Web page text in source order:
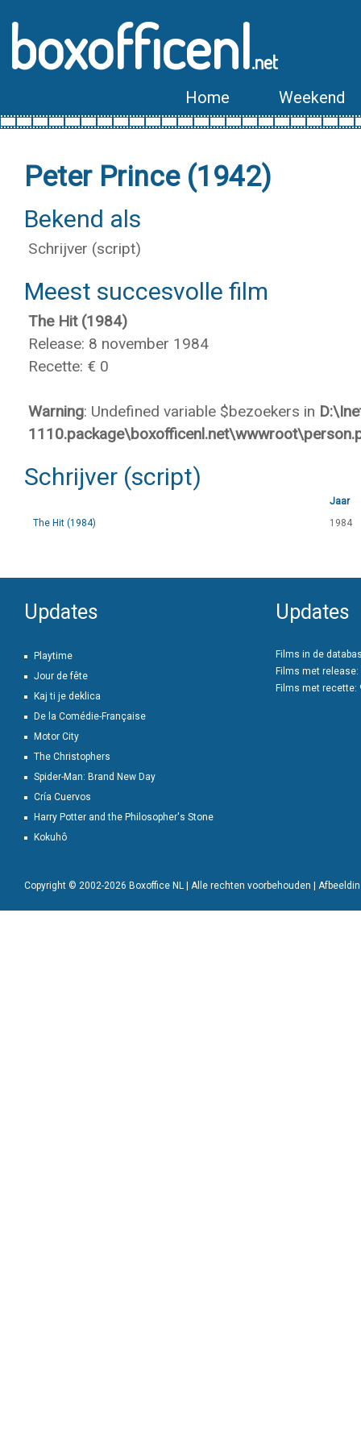
boxofficenl.net
Home Weekend
Peter Prince (1942)
Bekend als
Schrijver (script)
Meest succesvolle film
The Hit (1984)
Release: 8 november 1984
Recette: € 0
Warning: Undefined variable $bezoekers in
Schrijver (script)
Jaar
The Hit (1984)
1984
Updates
Playtime
Jour de fête
Kaj ti je deklica
De la Comédie-Française
Motor City
The Christophers
Spider-Man: Brand New Day
Cría Cuervos
Harry Potter and the Philosopher's Stone
Kokuhô
Updates
Films in de
Films met release:
Films met recette:
Copyright © 2002-2026 Boxoffice NL | Alle rechten voorbehouden |